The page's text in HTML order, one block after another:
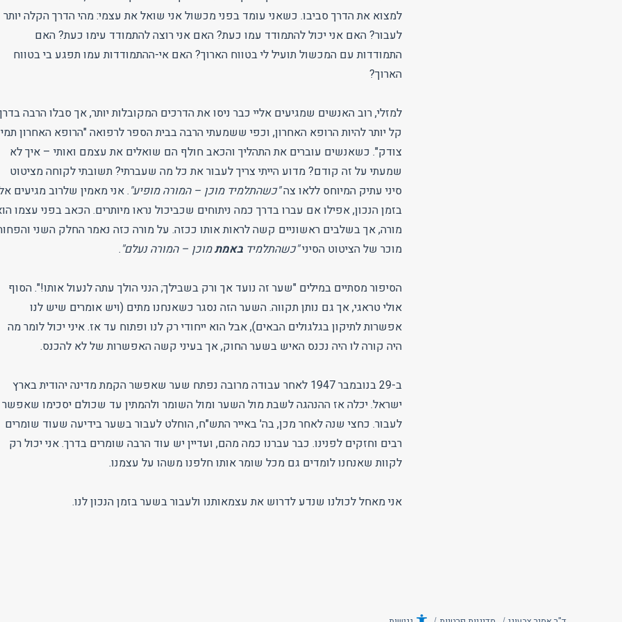
למצוא את הדרך סביבו. כשאני עומד בפני מכשול אני שואל את עצמי: מהי הדרך הקלה יותר
לעבור? האם אני יכול להתמודד עמו כעת? האם אני רוצה להתמודד עימו כעת? האם
התמודדות עם המכשול תועיל לי בטווח הארוך? האם אי-ההתמודדות עמו תפגע בי בטווח
הארוך?
למזלי, רוב האנשים שמגיעים אליי כבר ניסו את הדרכים המקובלות יותר, אך סבלו הרבה
קל יותר להיות הרופא האחרון, וכפי ששמעתי הרבה בבית הספר לרפואה "הרופא האחרון
צודק". כשאנשים עוברים את התהליך והכאב חולף הם שואלים את עצמם ואותי – איך לא
שמעתי על זה קודם? מדוע הייתי צריך לעבור את כל מה שעברתי? תשובתי לקוחה מציטוט
סיני עתיק המיוחס ללאו צה"כשהתלמיד מוכן – המורה מופיע". אני מאמין שלרוב מגיעים
בזמן הנכון, אפילו אם עברו בדרך כמה ניתוחים שכביכול נראו מיותרים. הכאב בפני עצמו
מורה, אך בשלבים ראשוניים קשה לראות אותו ככזה. על מורה כזה נאמר החלק השני
מוכר של הציטוט הסיני"כשהתלמיד באמתמוכן – המורה נעלם".
הסיפור מסתיים במילים "שער זה נועד אך ורק בשבילך; הנני הולך עתה לנעול אותו!". הסוף
אולי טראגי, אך גם נותן תקווה. השער הזה נסגר כשאנחנו מתים (ויש אומרים שיש לנו
אפשרות לתיקון בגלגולים הבאים), אבל הוא ייחודי רק לנו ופתוח עד אז. איני יכול לומר מה
היה קורה לו היה נכנס האיש בשער החוק, אך בעיני קשה האפשרות של לא להכנס.
ב-29 בנובמבר 1947 לאחר עבודה מרובה נפתח שער שאפשר הקמת מדינה יהודית בארץ
ישראל. יכלה אז ההנהגה לשבת מול השער ומול השומר ולהמתין עד שכולם יסכימו שאפשר
לעבור. כחצי שנה לאחר מכן, בה' באייר התש"ח, הוחלט לעבור בשער בידיעה שעוד שומרים
רבים וחזקים לפנינו. כבר עברנו כמה מהם, ועדיין יש עוד הרבה שומרים בדרך. אני יכול רק
לקוות שאנחנו לומדים גם מכל שומר אותו חלפנו משהו על עצמנו.
אני מאחל לכולנו שנדע לדרוש את עצמאותנו ולעבור בשער בזמן הנכון לנו.